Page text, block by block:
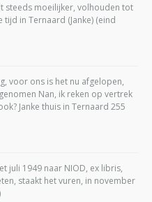
steeds moeilijker, volhouden tot
in Ternaard (Janke) (eind
voor ons is het nu afgelopen,
Nan, ik reken op vertrek
Janke thuis in Ternaard 255
juli 1949 naar NIOD, ex libris,
staakt het vuren, in november